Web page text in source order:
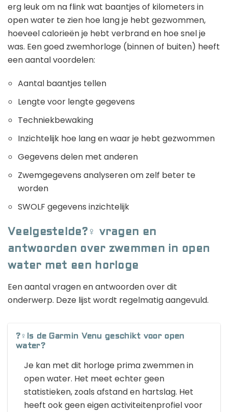
erg leuk om na flink wat baantjes of kilometers in
open water te zien hoe lang je hebt gezwommen,
hoeveel calorieën je hebt verbrand en hoe snel je
was. Een goed zwemhorloge (binnen of buiten) heeft
een aantal voordelen:
Aantal baantjes tellen
Lengte voor lengte gegevens
Techniekbewaking
Inzichtelijk hoe lang en waar je hebt gezwommen
Gegevens delen met anderen
Zwemgegevens analyseren om zelf beter te
worden
SWOLF gegevens inzichtelijk
Veelgestelde?‍♀️ vragen en
antwoorden over zwemmen in open
water met een horloge
Een aantal vragen en antwoorden over dit
onderwerp. Deze lijst wordt regelmatig aangevuld.
?‍♀️Is de Garmin Venu geschikt voor open
water?
Je kan met dit horloge prima zwemmen in
open water. Het meet echter geen
statistieken, zoals afstand en hartslag. Het
heeft ook geen eigen activiteitenprofiel voor